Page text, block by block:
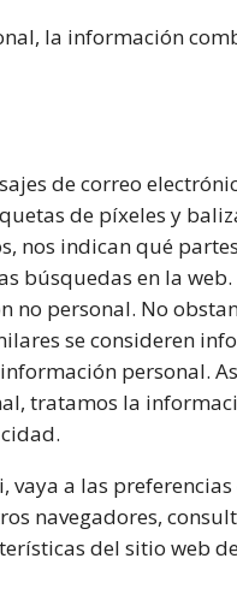
la información
de correo
de píxeles y
indican qué
búsquedas en la
personal. No
se consideren
personal.
tratamos la
a las
navegadores,
del sitio web